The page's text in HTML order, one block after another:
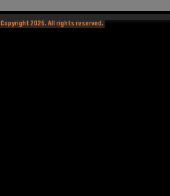
Copyright 2026. All rights reserved.